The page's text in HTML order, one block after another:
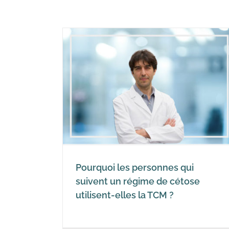
Pourquoi les personnes qui
suivent un régime de cétose
utilisent-elles la TCM ?